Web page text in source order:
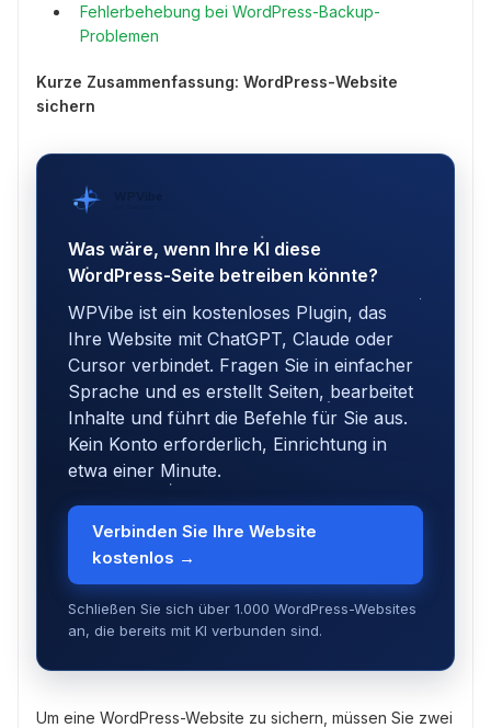
Fehlerbehebung bei WordPress-Backup-
Problemen
Kurze Zusammenfassung: WordPress-Website
sichern
WPVibe
Was wäre, wenn Ihre KI diese
WordPress-Seite betreiben könnte?
WPVibe ist ein kostenloses Plugin, das
Ihre Website mit ChatGPT, Claude oder
Cursor verbindet. Fragen Sie in einfacher
Sprache und es erstellt Seiten, bearbeitet
Inhalte und führt die Befehle für Sie aus.
Kein Konto erforderlich, Einrichtung in
etwa einer Minute.
Verbinden Sie Ihre Website
kostenlos →
Schließen Sie sich über 1.000 WordPress-Websites
an, die bereits mit KI verbunden sind.
Um eine WordPress-Website zu sichern, müssen Sie zwei